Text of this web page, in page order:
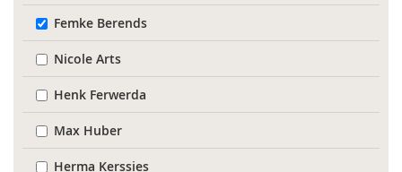
Femke Berends
Nicole Arts
Henk Ferwerda
Max Huber
Herma Kerssies